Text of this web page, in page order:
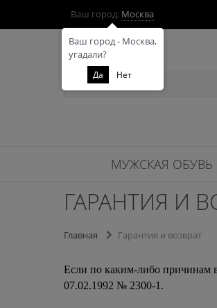
Ваш город: Москва
МУЖСКАЯ ОБУВЬ
ГАРАНТИЯ И
Главная Гарантия и возврат
Если по каким-либо причинам
07.02.1992 № 2300-1.
Ваш город - Москва,
угадали?
Да Нет